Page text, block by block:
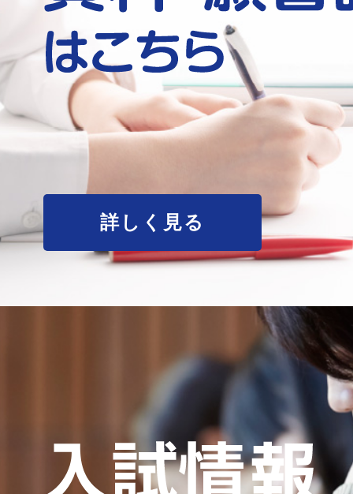
詳しく見る